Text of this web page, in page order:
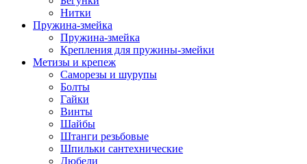
Нитки
Пружина-змейка
Пружина-змейка
Крепления для пружины-змейки
Метизы и крепеж
Саморезы и шурупы
Болты
Гайки
Винты
Шайбы
Штанги резьбовые
Шпильки сантехнические
Дюбели